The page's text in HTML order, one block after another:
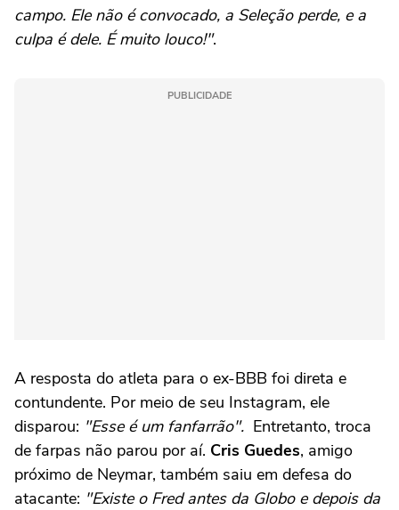
campo. Ele não é convocado, a Seleção perde, e a
culpa é dele. É muito louco!".
PUBLICIDADE
A resposta do atleta para o ex-BBB foi direta e
contundente. Por meio de seu Instagram, ele
disparou: "Esse é um fanfarrão". Entretanto, troca
de farpas não parou por aí. Cris Guedes, amigo
próximo de Neymar, também saiu em defesa do
atacante: "Existe o Fred antes da Globo e depois da